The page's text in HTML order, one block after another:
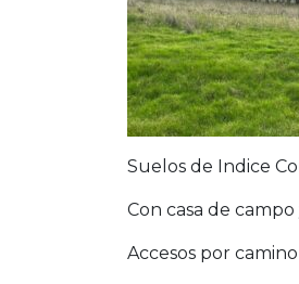
Suelos de Indice
Con casa de
Accesos por